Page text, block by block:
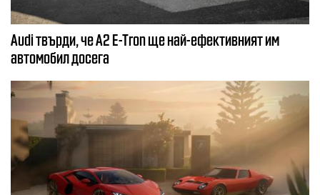
Audi твърди, че A2 E-Tron ще най-ефективният им
автомобил досега